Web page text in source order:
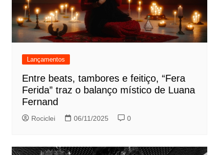
Lançamentos
Entre beats, tambores e feitiço, “Fera
Ferida” traz o balanço místico de Luana
Fernand
Rociclei 06/11/2025 0